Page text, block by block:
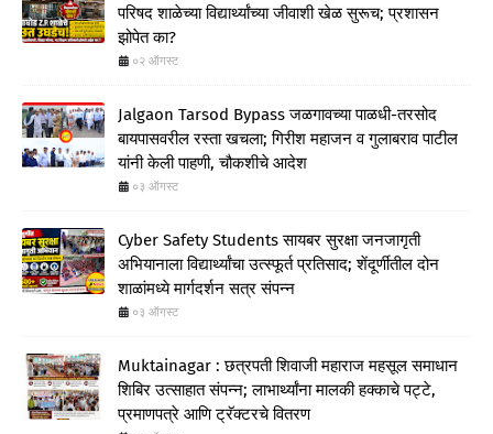
परिषद शाळेच्या विद्यार्थ्यांच्या जीवाशी खेळ सुरूच; प्रशासन
झोपेत का?
०२ ऑगस्ट
Jalgaon Tarsod Bypass जळगावच्या पाळधी-तरसोद
बायपासवरील रस्ता खचला; गिरीश महाजन व गुलाबराव पाटील
यांनी केली पाहणी, चौकशीचे आदेश
०३ ऑगस्ट
Cyber Safety Students सायबर सुरक्षा जनजागृती
अभियानाला विद्यार्थ्यांचा उत्स्फूर्त प्रतिसाद; शेंदूर्णीतील दोन
शाळांमध्ये मार्गदर्शन सत्र संपन्न
०३ ऑगस्ट
Muktainagar : छत्रपती शिवाजी महाराज महसूल समाधान
शिबिर उत्साहात संपन्न; लाभार्थ्यांना मालकी हक्काचे पट्टे,
प्रमाणपत्रे आणि ट्रॅक्टरचे वितरण